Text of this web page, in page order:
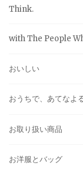
Think.
with The People
おいしい
おうちで、あてなよる
お取り扱い商品
お洋服とバッグ